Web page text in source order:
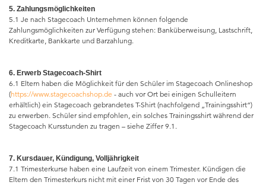
5. Zahlungsmöglichkeiten
5.1 Je nach Stagecoach Unternehmen können folgende
Zahlungsmöglichkeiten zur Verfügung stehen: Banküberweisung, Lastschrift,
Kreditkarte, Bankkarte und Barzahlung.
6. Erwerb Stagecoach-Shirt
6.1 Eltern haben die Möglichkeit für den Schüler im Stagecoach Onlineshop
(https://www.stagecoachshop.de - auch vor Ort bei einigen Schulleitern
erhältlich) ein Stagecoach gebrandetes T-Shirt (nachfolgend „Trainingsshirt“)
zu erwerben. Schüler sind empfohlen, ein solches Trainingsshirt während der
Stagecoach Kursstunden zu tragen – siehe Ziffer 9.1.
7. Kursdauer, Kündigung, Volljährigkeit
7.1 Trimesterkurse haben eine Laufzeit von einem Trimester. Kündigen die
Eltern den Trimesterkurs nicht mit einer Frist von 30 Tagen vor Ende des